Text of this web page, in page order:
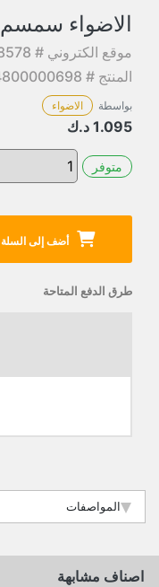
الاضواء سمسم
موقع الكتروني # 118578
المنتج # 4800000698
بواسطة الاضواء
1.095 د.ك
متوفر
أضف إلى السلة
طرق الدفع المتاحة
المواصفات
اصناف مشابهة